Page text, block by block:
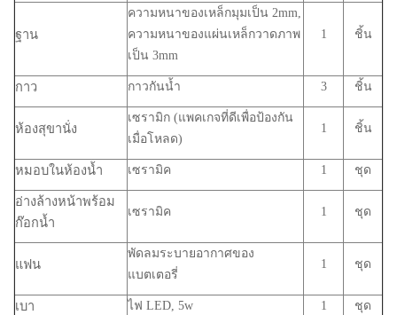
ฐาน
ความหนาของเหล็กมุมเป็น 2mm,
ความหนาของแผ่นเหล็กวาดภาพ
เป็น 3mm
1 ชิ้น
กาว กาวกันน้ำ 3 ชิ้น
ห้องสุขานั่ง
เซรามิก (แพคเกจที่ดีเพื่อป้องกัน
เมื่อโหลด)
1 ชิ้น
หมอบในห้องน้ำ เซรามิค 1 ชุด
อ่างล้างหน้าพร้อม
ก๊อกน้ำ
เซรามิค 1 ชุด
แฟน
พัดลมระบายอากาศของ
แบตเตอรี่
1 ชุด
เบา ไฟ LED, 5w 1 ชุด